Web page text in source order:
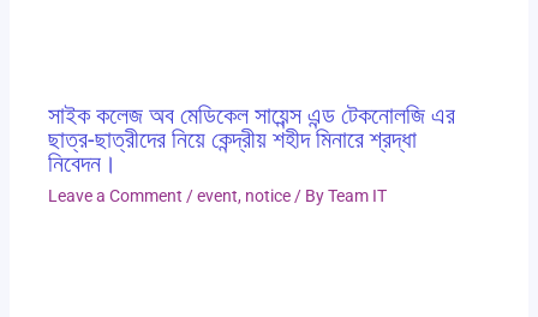
সাইক কলেজ অব মেডিকেল সায়েন্স এন্ড টেকনোলজি এর
ছাত্র-ছাত্রীদের নিয়ে কেন্দ্রীয় শহীদ মিনারে শ্রদ্ধা
নিবেদন।
Leave a Comment /event, notice / ByTeam IT